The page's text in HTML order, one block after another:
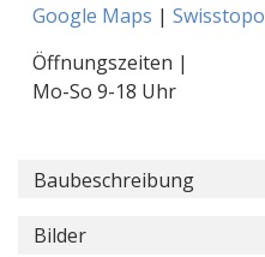
Google Maps | Swisstopo
Öffnungszeiten |
Mo-So 9-18 Uhr
Baubeschreibung
Bilder